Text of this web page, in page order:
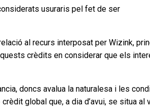
usuraris pel fet de ser
al recurs interposat per Wizink,
crèdits en considerar que els
doncs avalua la naturalesa i les
global que, a dia d’avui, se situa al